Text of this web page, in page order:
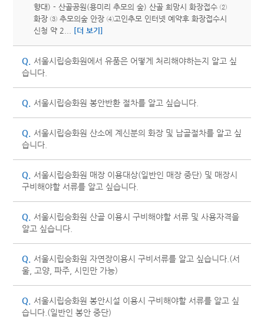
향대) - 산골공원(용미리 추모의 숲) 산골 희망시 화장접수 ②
화장 ③ 추모의숲 안장 ④고인추모 인터넷 예약후 화장접수시
신청 약 2...
[더 보기]
Q.
서울시립승화원에서 유품은 어떻게 처리해야하는지 알고 싶
습니다.
Q. 서울시립승화원 봉안반환 절차를 알고 싶습니다.
Q.
서울시립승화원 산소에 계신분의 화장 및 납골절차를 알고 싶
습니다.
Q.
서울시립승화원 매장 이용대상(일반인 매장 중단) 및 매장시
구비해야할 서류를 알고 싶습니다.
Q.
서울시립승화원 산골 이용시 구비해야할 서류 및 사용자격을
알고 싶습니다.
Q.
서울시립승화원 자연장이용시 구비서류를 알고 싶습니다.(서
울, 고양, 파주, 시민만 가능)
Q.
서울시립승화원 봉안시설 이용시 구비해야할 서류를 알고 싶
습니다.(일반인 봉안 중단)